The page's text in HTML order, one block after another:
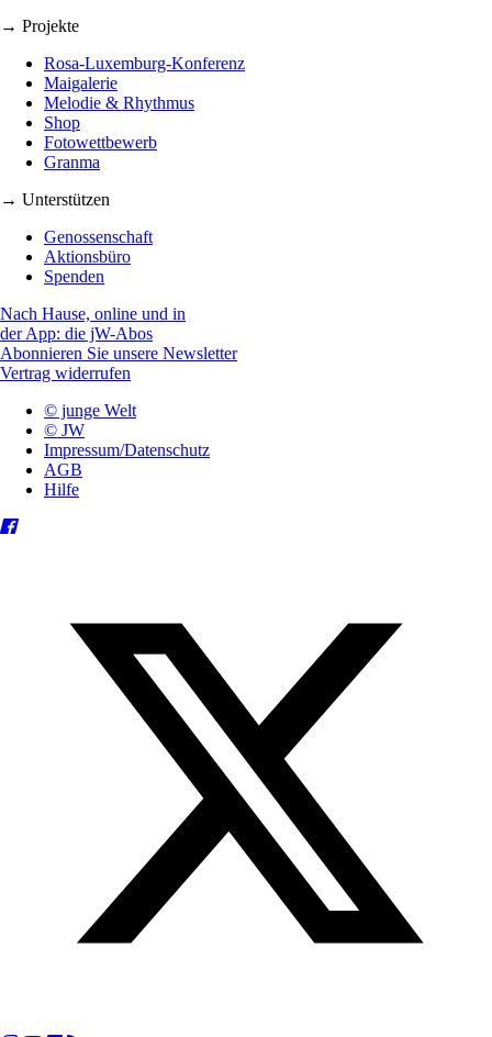
→ Projekte
Rosa-Luxemburg-Konferenz
Maigalerie
Melodie & Rhythmus
Shop
Fotowettbewerb
Granma
→ Unterstützen
Genossenschaft
Aktionsbüro
Spenden
Nach Hause, online und in
der App: die jW-Abos
Abonnieren Sie unsere Newsletter
Vertrag widerrufen
© junge Welt
© JW
Impressum/Datenschutz
AGB
Hilfe